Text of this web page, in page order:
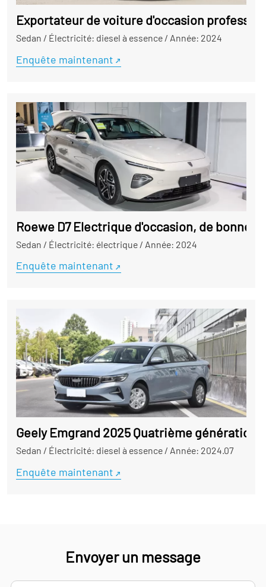
Exportateur de voiture d'occasion
Sedan / Électricité: diesel à essence/ Année: 2024
Enquête maintenant
Roewe D7 Electrique d'occasion, de
Sedan / Électricité: électrique/ Année: 2024
Enquête maintenant
Geely Emgrand 2025 Quatrième génération
Sedan / Électricité: diesel à essence/ Année: 2024.07
Enquête maintenant
Envoyer un message